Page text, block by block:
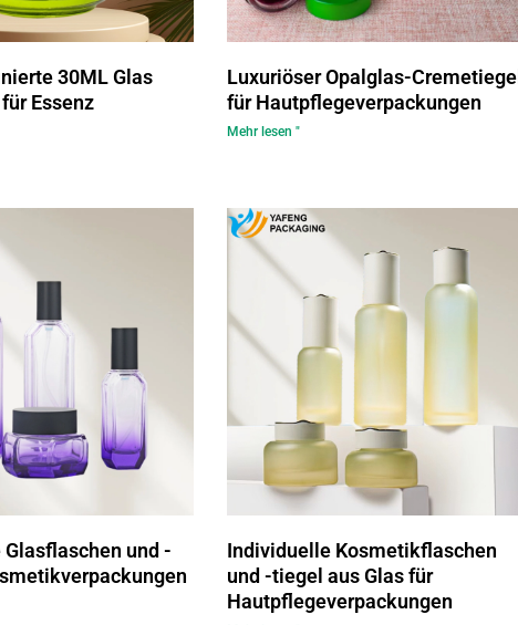
30ML Glas
Essenz
Luxuriöser Opalglas-Cremetiegel
für Hautpflegeverpackungen
Mehr lesen "
und -
Individuelle Kosmetikflaschen
und -tiegel aus Glas für
Hautpflegeverpackungen